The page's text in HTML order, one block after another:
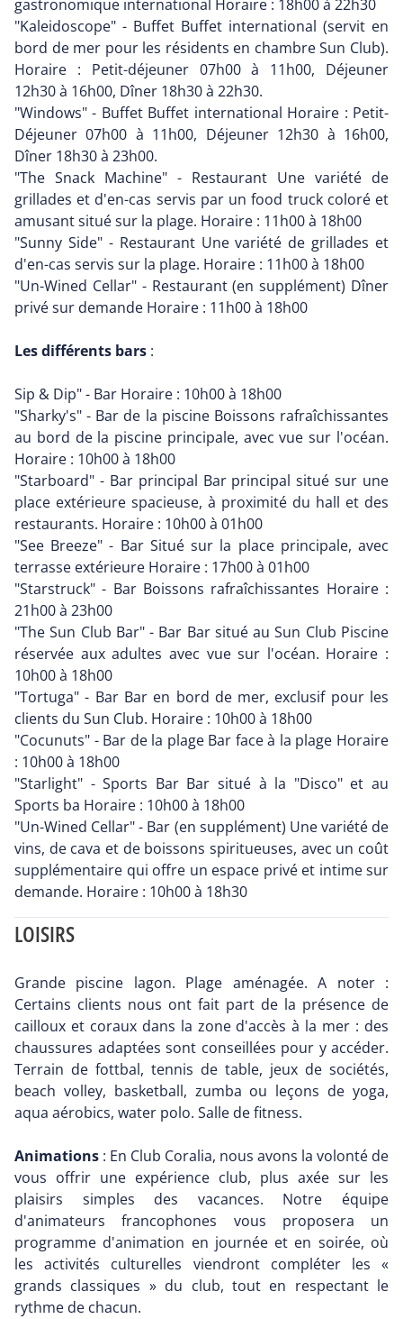
gastronomique international Horaire : 18h00 à 22h30
"Kaleidoscope" - Buffet Buffet international (servit en
bord de mer pour les résidents en chambre Sun Club).
Horaire : Petit-déjeuner 07h00 à 11h00, Déjeuner
12h30 à 16h00, Dîner 18h30 à 22h30.
"Windows" - Buffet Buffet international Horaire : Petit-
Déjeuner 07h00 à 11h00, Déjeuner 12h30 à 16h00,
Dîner 18h30 à 23h00.
"The Snack Machine" - Restaurant Une variété de
grillades et d'en-cas servis par un food truck coloré et
amusant situé sur la plage. Horaire : 11h00 à 18h00
"Sunny Side" - Restaurant Une variété de grillades et
d'en-cas servis sur la plage. Horaire : 11h00 à 18h00
"Un-Wined Cellar" - Restaurant (en supplément) Dîner
privé sur demande Horaire : 11h00 à 18h00
Les différents bars :
Sip & Dip" - Bar Horaire : 10h00 à 18h00
"Sharky's" - Bar de la piscine Boissons rafraîchissantes
au bord de la piscine principale, avec vue sur l'océan.
Horaire : 10h00 à 18h00
"Starboard" - Bar principal Bar principal situé sur une
place extérieure spacieuse, à proximité du hall et des
restaurants. Horaire : 10h00 à 01h00
"See Breeze" - Bar Situé sur la place principale, avec
terrasse extérieure Horaire : 17h00 à 01h00
"Starstruck" - Bar Boissons rafraîchissantes Horaire :
21h00 à 23h00
"The Sun Club Bar" - Bar Bar situé au Sun Club Piscine
réservée aux adultes avec vue sur l'océan. Horaire :
10h00 à 18h00
"Tortuga" - Bar Bar en bord de mer, exclusif pour les
clients du Sun Club. Horaire : 10h00 à 18h00
"Cocunuts" - Bar de la plage Bar face à la plage Horaire
: 10h00 à 18h00
"Starlight" - Sports Bar Bar situé à la "Disco" et au
Sports ba Horaire : 10h00 à 18h00
"Un-Wined Cellar" - Bar (en supplément) Une variété de
vins, de cava et de boissons spiritueuses, avec un coût
supplémentaire qui offre un espace privé et intime sur
demande. Horaire : 10h00 à 18h30
LOISIRS
Grande piscine lagon. Plage aménagée. A noter :
Certains clients nous ont fait part de la présence de
cailloux et coraux dans la zone d'accès à la mer : des
chaussures adaptées sont conseillées pour y accéder.
Terrain de fottbal, tennis de table, jeux de sociétés,
beach volley, basketball, zumba ou leçons de yoga,
aqua aérobics, water polo. Salle de fitness.
Animations : En Club Coralia, nous avons la volonté de
vous offrir une expérience club, plus axée sur les
plaisirs simples des vacances. Notre équipe
d'animateurs francophones vous proposera un
programme d'animation en journée et en soirée, où
les activités culturelles viendront compléter les «
grands classiques » du club, tout en respectant le
rythme de chacun.